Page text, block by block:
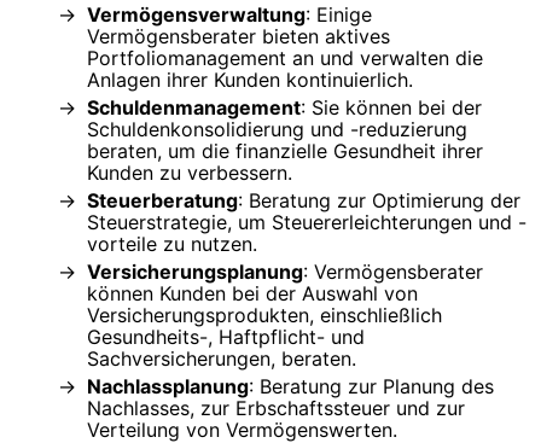
Vermögensverwaltung: Einige
Vermögensberater bieten aktives
Portfoliomanagement an und verwalten die
Anlagen ihrer Kunden kontinuierlich.
Schuldenmanagement: Sie können bei der
Schuldenkonsolidierung und -reduzierung
beraten, um die finanzielle Gesundheit ihrer
Kunden zu verbessern.
Steuerberatung: Beratung zur Optimierung der
Steuerstrategie, um Steuererleichterungen und -
vorteile zu nutzen.
Versicherungsplanung: Vermögensberater
können Kunden bei der Auswahl von
Versicherungsprodukten, einschließlich
Gesundheits-, Haftpflicht- und
Sachversicherungen, beraten.
Nachlassplanung: Beratung zur Planung des
Nachlasses, zur Erbschaftssteuer und zur
Verteilung von Vermögenswerten.